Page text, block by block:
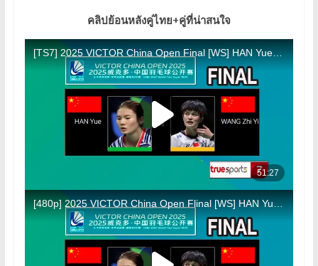
คลิปย้อนหลังคู่ไทย+คู่ที่น่าสนใจ